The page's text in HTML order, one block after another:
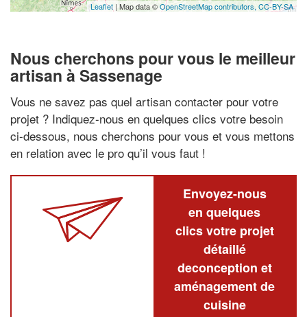
Leaflet | Map data ©OpenStreetMap contributors, CC-BY-SA
Nous cherchons pour vous le meilleur
artisan à Sassenage
Vous ne savez pas quel artisan contacter pour votre
projet ? Indiquez-nous en quelques clics votre besoin
ci-dessous, nous cherchons pour vous et vous mettons
en relation avec le pro qu’il vous faut !
Envoyez-nous
en quelques
clics votre projet
détaillé
deconception et
aménagement de
cuisine